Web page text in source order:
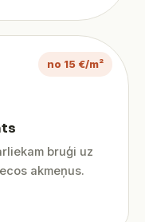
no 15 €/m²
bruģi uz
akmeņus.